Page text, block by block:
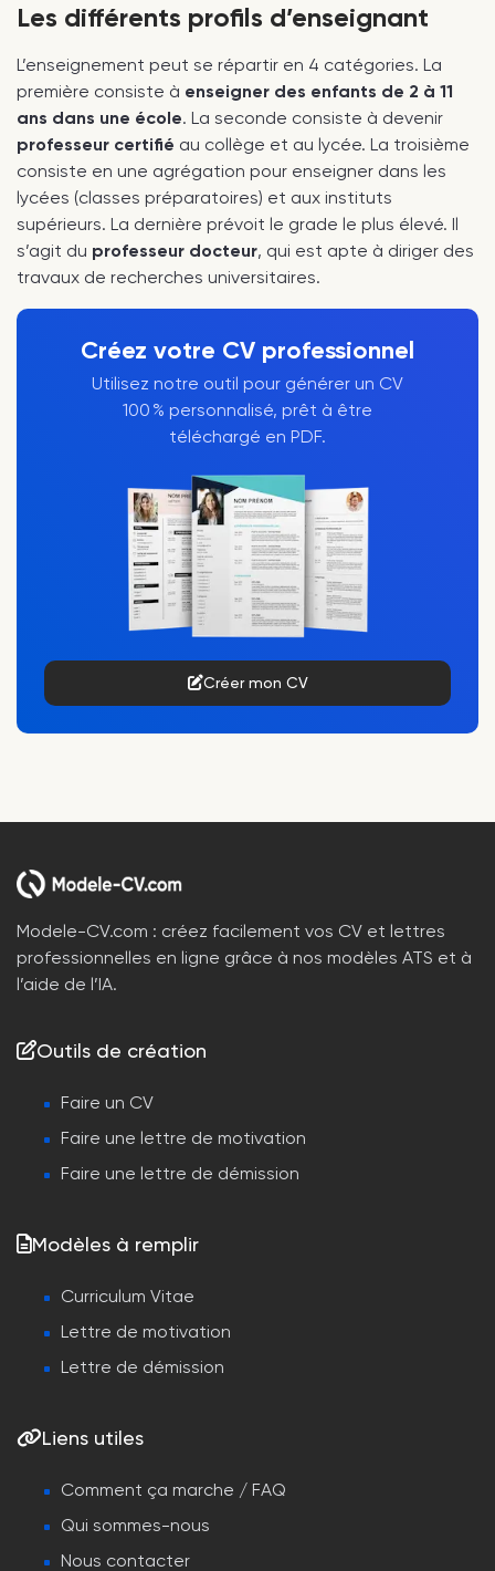
Créez votre CV professionnel
Utilisez notre outil pour générer un CV
100 % personnalisé, prêt à être
téléchargé en PDF.
Créer mon CV
Les différents profils d’enseignant
L’enseignement peut se répartir en 4 catégories. La
première consiste à enseigner des enfants de 2 à 11
ans dans une école. La seconde consiste à devenir
professeur certifié au collège et au lycée. La troisième
consiste en une agrégation pour enseigner dans les
lycées (classes préparatoires) et aux instituts
supérieurs. La dernière prévoit le grade le plus élevé. Il
s’agit du professeur docteur, qui est apte à diriger des
travaux de recherches universitaires.
Modele-CV.com : créez facilement vos CV et lettres
professionnelles en ligne grâce à nos modèles ATS et à
l’aide de l’IA.
Outils de création
Faire un CV
Faire une lettre de motivation
Faire une lettre de démission
Modèles à remplir
Curriculum Vitae
Lettre de motivation
Lettre de démission
Liens utiles
Comment ça marche / FAQ
Qui sommes-nous
Nous contacter